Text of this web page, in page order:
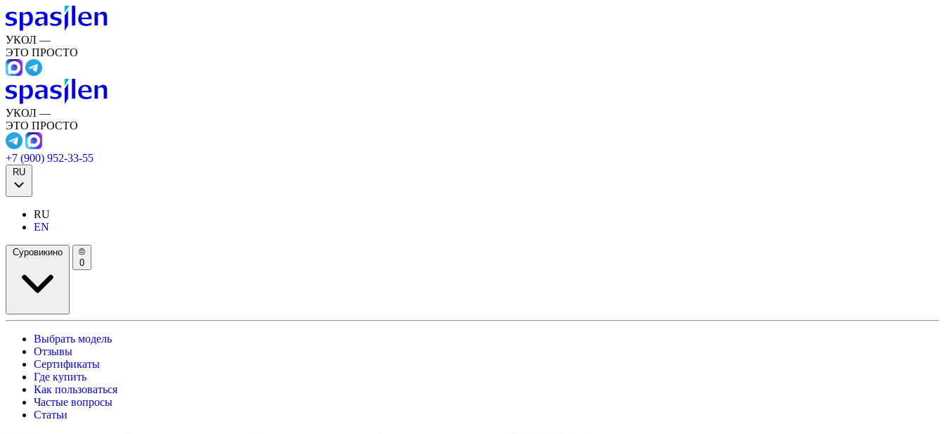
УКОЛ —
ЭТО ПРОСТО
УКОЛ —
ЭТО ПРОСТО
+7 (900) 952-33-55
RU
RU
EN
Суровикино
0
Выбрать модель
Отзывы
Сертификаты
Где купить
Как пользоваться
Частые вопросы
Статьи